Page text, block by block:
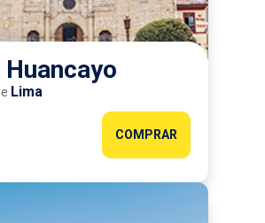
Huancayo
Lima
COMPRAR